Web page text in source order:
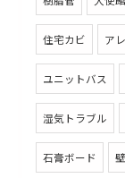
住宅カビ ア
ユニットバス
湿気トラブル
石膏ボード